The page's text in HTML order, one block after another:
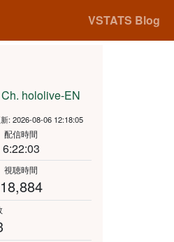
VSTATS Blog
hololive-EN
: 2026-08-06 12:18:05
配信時間
6:22:03
視聴時間
18,884